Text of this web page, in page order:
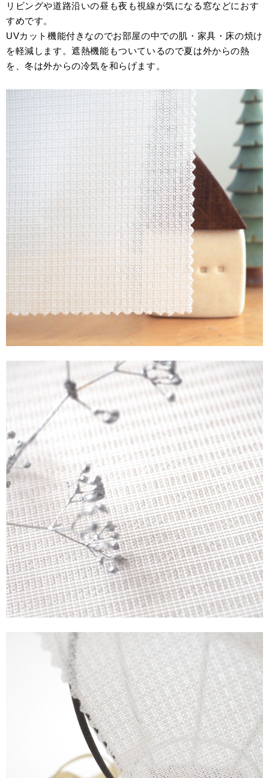
リビングや道路沿いの昼も夜も視線が気になる窓などにおす
すめです。
UVカット機能付きなのでお部屋の中での肌・家具・床の焼け
を軽減します。遮熱機能もついているので夏は外からの熱
を、冬は外からの冷気を和らげます。